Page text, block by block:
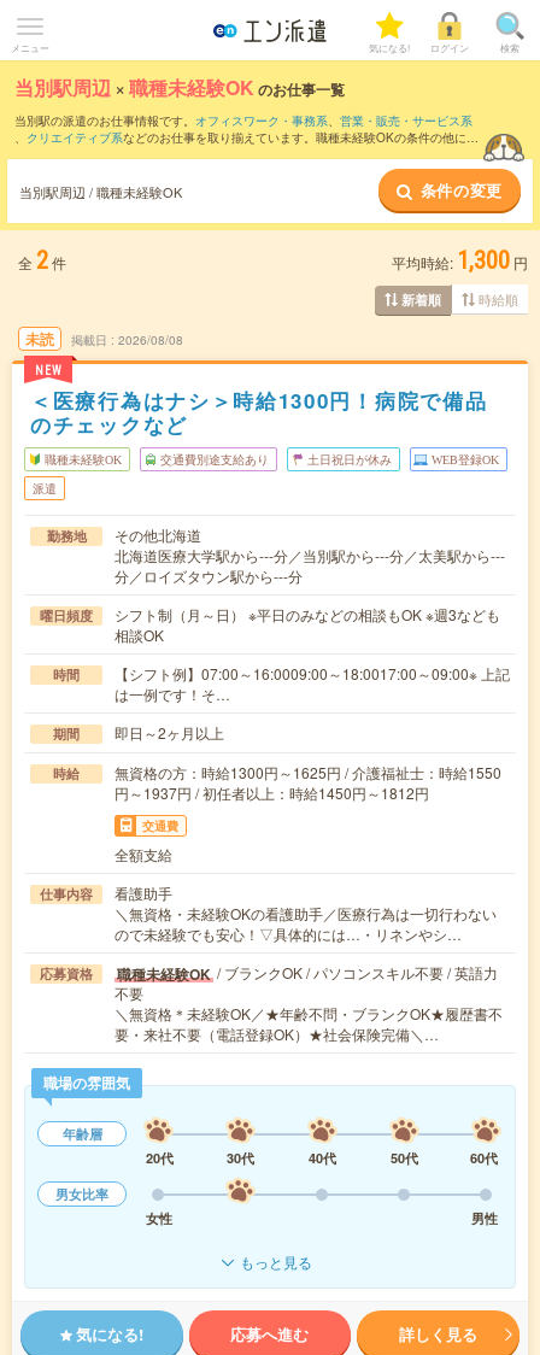
メニュー 気になる! ログイン 検索
当別駅周辺 ×職種未経験OK のお仕事一覧
当別駅の派遣のお仕事情報です。 オフィスワーク・事務系、 営業・販売・サービス系
、 クリエイティブ系などのお仕事を取り揃えています。職種未経験OKの条件の他に、
当別駅周辺 / 職種未経験OK 条件の変更
全 2件 平均時給: 1,300 円
新着順 時給順
未読
NEW
掲載日 2026/08/08
＜医療行為はナシ＞時給1300円！病院で備品
のチェックなど
職種未経験OK 交通費別途支給あり 土日祝日が休み WEB登録OK
派遣
勤務地
その他北海道
北海道医療大学駅から---分／当別駅から---分／太美駅から---
分／ロイズタウン駅から---分
曜日頻度
シフト制（月～日） ※平日のみなどの相談もOK ※週3なども
相談OK
時間
【シフト例】07:00～16:0009:00～18:0017:00～09:00※ 上記
は一例です！そ…
期間 即日～2ヶ月以上
時給
無資格の方：時給1300円～1625円 / 介護福祉士：時給1550
円～1937円 / 初任者以上：時給1450円～1812円
交通費
全額支給
仕事内容
看護助手
＼無資格・未経験OKの看護助手／医療行為は一切行わない
ので未経験でも安心！▽具体的には…・リネンやシ…
応募資格 職種未経験OK / ブランクOK / パソコンスキル不要 / 英語力
不要
＼無資格＊未経験OK／★年齢不問・ブランクOK★履歴書不
要・来社不要（電話登録OK）★社会保険完備＼…
職場の雰囲気
年齢層
20代
30代 40代 50代
60代
男女比率
女性
男性
もっと見る
気になる! 応募へ進む 詳しく見る